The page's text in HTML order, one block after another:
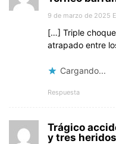
9 de marzo de 2025
[…] Triple
atrapado entre
Cargando...
Respuesta
Trágico
y tres heridos